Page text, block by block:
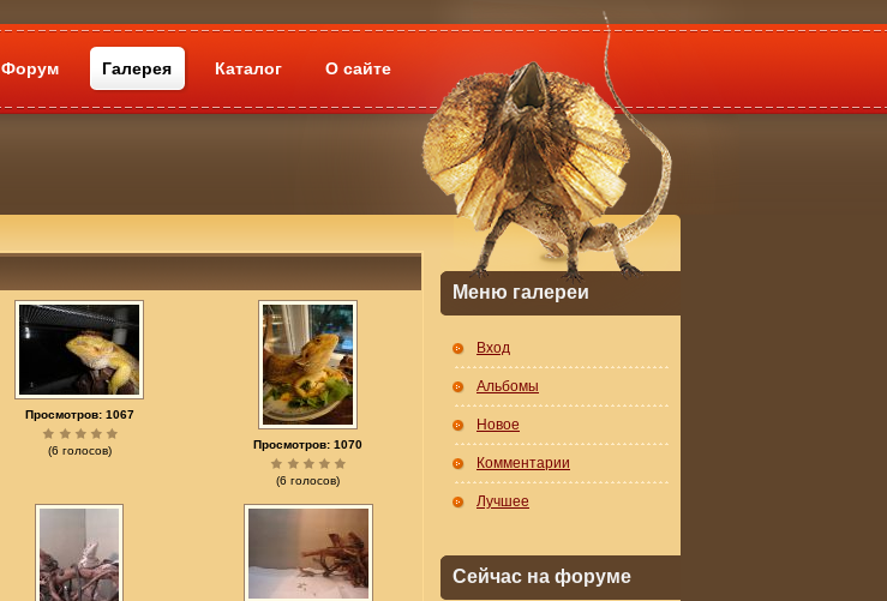
Форум Галерея Каталог О сайте
Просмотров: 1067
(6 голосов) Просмотров: 1070
(6 голосов)
Меню галереи
Вход
Альбомы
Новое
Комментарии
Лучшее
Сейчас на форуме